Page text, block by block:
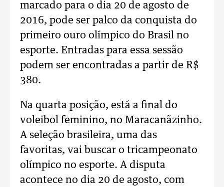
marcado para o dia 20 de agosto de
2016, pode ser palco da conquista do
primeiro ouro olímpico do Brasil no
esporte. Entradas para essa sessão
podem ser encontradas a partir de R$
380.
Na quarta posição, está a final do
voleibol feminino, no Maracanãzinho.
A seleção brasileira, uma das
favoritas, vai buscar o tricampeonato
olímpico no esporte. A disputa
acontece no dia 20 de agosto, com